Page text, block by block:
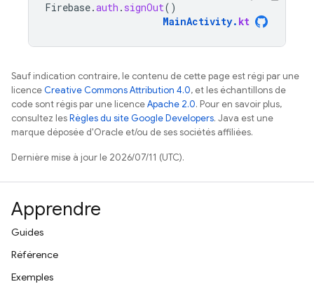
Firebase.auth . signOut()
MainActivity. kt
Sauf indication contraire, le contenu de cette page est régi par une
licenceCreative Commons Attribution 4.0, et les échantillons de
code sont régis par une licenceApache 2.0. Pour en savoir plus,
consultez lesRègles du site Google Developers. Java est une
marque déposée d'Oracle et/ou de ses sociétés affiliées.
Dernière mise à jour le 2026/07/11 (UTC).
Apprendre
Guides
Référence
Exemples